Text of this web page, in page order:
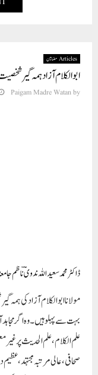
Articles مضامین
ابوالکلا م آزاد ہمہ گیر
by
Paigam Madre Watan
گاندھی جی پر دیکھے جاسکتے
ان کی باقاعدہ تعلیم شروع
کے ساتھ نوازا تھا۔ انہوں